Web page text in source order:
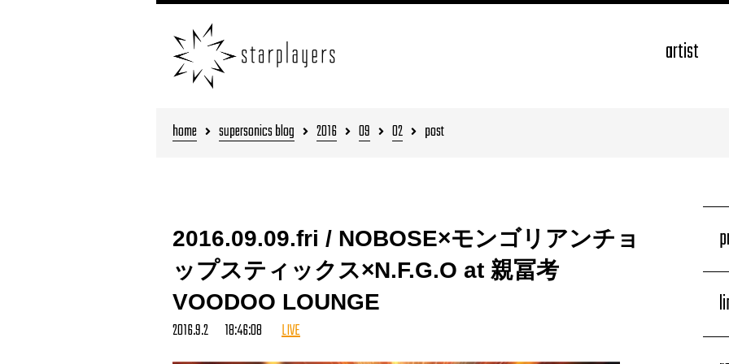
artist
home supersonics blog 2016 09 02 post
2016.09.09.fri / NOBOSE×モンゴリアンチョ
ップスティックス×N.F.G.O at 親冨考
VOODOO LOUNGE
2016.9.2 18:46:08 LIVE